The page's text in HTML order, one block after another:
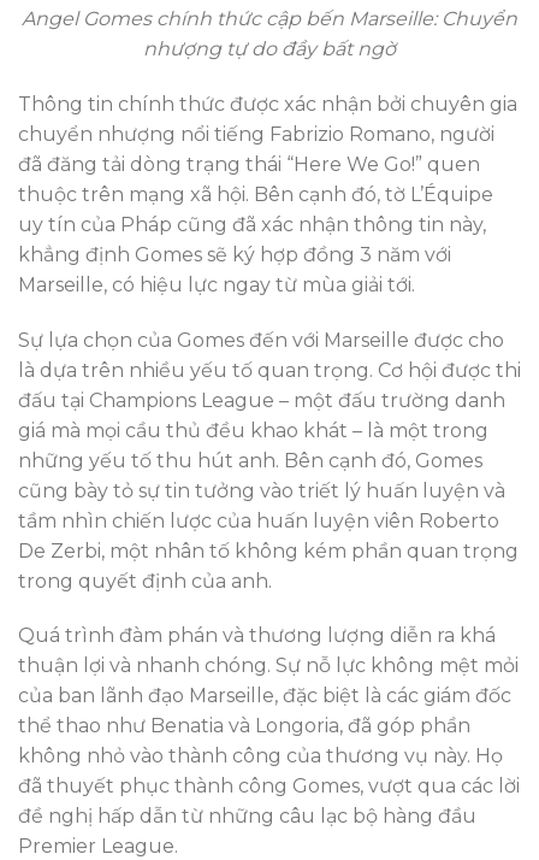
Angel Gomes chính thức cập bến Marseille: Chuyển
nhượng tự do đầy bất ngờ
Thông tin chính thức được xác nhận bởi chuyên gia
chuyển nhượng nổi tiếng Fabrizio Romano, người
đã đăng tải dòng trạng thái “Here We Go!” quen
thuộc trên mạng xã hội. Bên cạnh đó, tờ L’Équipe
uy tín của Pháp cũng đã xác nhận thông tin này,
khẳng định Gomes sẽ ký hợp đồng 3 năm với
Marseille, có hiệu lực ngay từ mùa giải tới.
Sự lựa chọn của Gomes đến với Marseille được cho
là dựa trên nhiều yếu tố quan trọng. Cơ hội được thi
đấu tại Champions League – một đấu trường danh
giá mà mọi cầu thủ đều khao khát – là một trong
những yếu tố thu hút anh. Bên cạnh đó, Gomes
cũng bày tỏ sự tin tưởng vào triết lý huấn luyện và
tầm nhìn chiến lược của huấn luyện viên Roberto
De Zerbi, một nhân tố không kém phần quan trọng
trong quyết định của anh.
Quá trình đàm phán và thương lượng diễn ra khá
thuận lợi và nhanh chóng. Sự nỗ lực không mệt mỏi
của ban lãnh đạo Marseille, đặc biệt là các giám đốc
thể thao như Benatia và Longoria, đã góp phần
không nhỏ vào thành công của thương vụ này. Họ
đã thuyết phục thành công Gomes, vượt qua các lời
đề nghị hấp dẫn từ những câu lạc bộ hàng đầu
Premier League.